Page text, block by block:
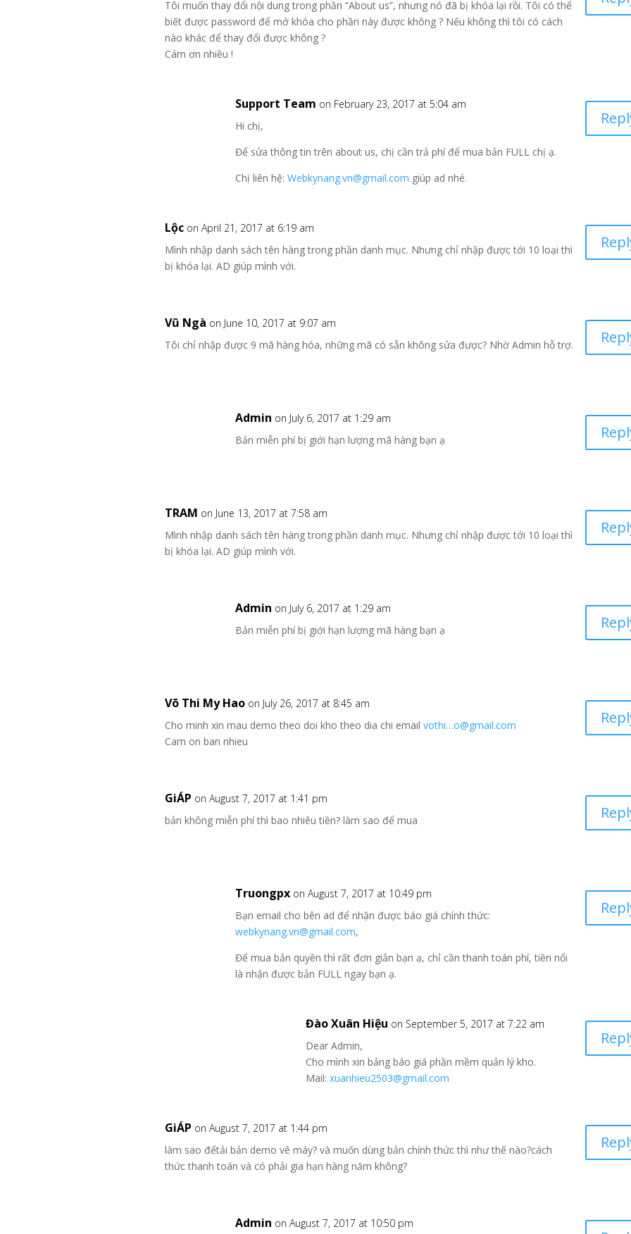
Tôi muốn thay đổi nội dung trong phần “About us”, nhưng nó đã bị khóa lại rồi. Tôi có thể
biết được password để mở khóa cho phần này được không ? Nếu không thì tôi có cách
nào khác để thay đổi được không ?
Cám ơn nhiều !
Support Team on February 23, 2017 at 5:04 am
Hi chị,
Để sửa thông tin trên about us, chị cần trả phí để mua bản FULL chị ạ.
Chị liên hệ:Webkynang.vn@gmail.com giúp ad nhé.
Lộc on April 21, 2017 at 6:19 am
Mình nhập danh sách tên hàng trong phần danh mục. Nhưng chỉ nhập được tới 10 loại thì
bị khóa lại. AD giúp mình với.
Vũ Ngà on June 10, 2017 at 9:07 am
Tôi chỉ nhập được 9 mã hàng hóa, những mã có sẵn không sửa được? Nhờ Admin hỗ trợ.
Admin on July 6, 2017 at 1:29 am
Bản miễn phí bị giới hạn lượng mã hàng bạn ạ
TRAM on June 13, 2017 at 7:58 am
Mình nhập danh sách tên hàng trong phần danh mục. Nhưng chỉ nhập được tới 10 loại thì
bị khóa lại. AD giúp mình với.
Admin on July 6, 2017 at 1:29 am
Bản miễn phí bị giới hạn lượng mã hàng bạn ạ
Võ Thi My Hao on July 26, 2017 at 8:45 am
Cho minh xin mau demo theo doi kho theo dia chi emailvothi…o@gmail.com
Cam on ban nhieu
GiÁP on August 7, 2017 at 1:41 pm
bản không miễn phí thì bao nhiêu tiền? làm sao để mua
Truongpx on August 7, 2017 at 10:49 pm
Bạn email cho bên ad để nhận được báo giá chính thức:
webkynang.vn@gmail.com,
Để mua bản quyền thì rất đơn giản bạn ạ, chỉ cần thanh toán phí, tiền nổi
là nhận được bản FULL ngay bạn ạ.
Đào Xuân Hiệu on September 5, 2017 at 7:22 am
Dear Admin,
Cho mình xin bảng báo giá phần mềm quản lý kho.
Mail:xuanhieu2503@gmail.com
GiÁP on August 7, 2017 at 1:44 pm
làm sao đểtải bản demo vê máy? và muốn dùng bản chính thức thì như thế nào?cách
thức thanh toán và có phải gia hạn hàng năm không?
Admin on August 7, 2017 at 10:50 pm